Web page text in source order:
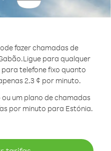
fazer chamadas de
Ligue para qualquer
telefone fixo quanto
2.3 ¢ por minuto.
um plano de chamadas
por minuto para Estónia.